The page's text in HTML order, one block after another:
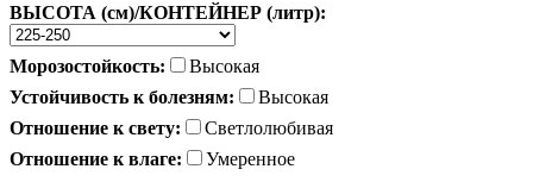
ВЫСОТА (см)/КОНТЕЙНЕР (литр):
Морозостойкость:
Высокая
Устойчивость к болезням:
Высокая
Отношение к свету:
Светлолюбивая
Отношение к влаге:
Умеренное